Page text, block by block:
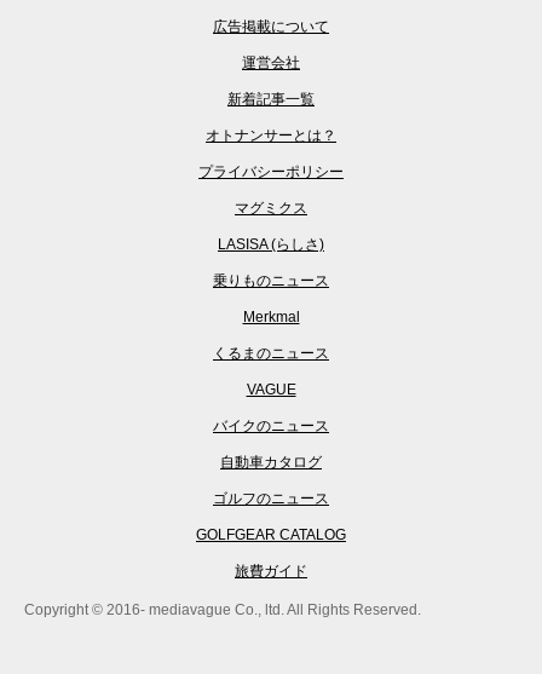
広告掲載について
運営会社
新着記事一覧
オトナンサーとは？
プライバシーポリシー
マグミクス
LASISA (らしさ)
乗りものニュース
Merkmal
くるまのニュース
VAGUE
バイクのニュース
自動車カタログ
ゴルフのニュース
GOLFGEAR CATALOG
旅費ガイド
Copyright © 2016- mediavague Co., ltd. All Rights Reserved.